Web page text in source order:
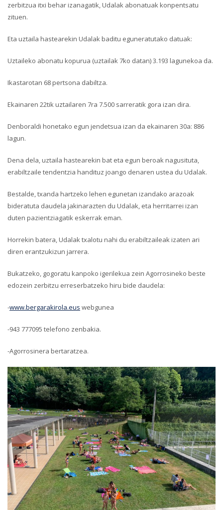
zerbitzua itxi behar izanagatik, Udalak abonatuak konpentsatu
zituen.
Eta uztaila hastearekin Udalak baditu eguneratutako datuak:
Uztaileko abonatu kopurua (uztailak 7ko datan) 3.193 lagunekoa da.
Ikastarotan 68 pertsona dabiltza.
Ekainaren 22tik uztailaren 7ra 7.500 sarreratik gora izan dira.
Denboraldi honetako egun jendetsua izan da ekainaren 30a: 886
lagun.
Dena dela, uztaila hastearekin bat eta egun beroak nagusituta,
erabiltzaile tendentzia handituz joango denaren ustea du Udalak.
Bestalde, txanda hartzeko lehen egunetan izandako arazoak
bideratuta daudela jakinarazten du Udalak, eta herritarrei izan
duten pazientziagatik eskerrak eman.
Horrekin batera, Udalak txalotu nahi du erabiltzaileak izaten ari
diren erantzukizun jarrera.
Bukatzeko, gogoratu kanpoko igerilekua zein Agorrosineko beste
edozein zerbitzu erreserbatzeko hiru bide daudela:
-www.bergarakirola.eus webgunea
-943 777095 telefono zenbakia.
-Agorrosinera bertaratzea.